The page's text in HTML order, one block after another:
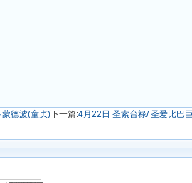
蒙德波(童贞)下一篇:4月22日 圣索台禄/ 圣爱比巴